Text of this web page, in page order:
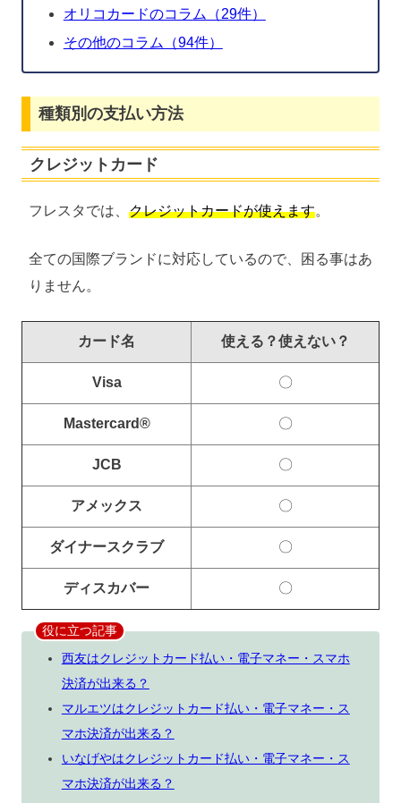
オリコカードのコラム（29件）
その他のコラム（94件）
種類別の支払い方法
クレジットカード
フレスタでは、 クレジットカードが使えます。
全ての国際ブランドに対応しているので、困る事はあ
りません。
カード名 使える？使えない？
Visa 〇
Mastercard® 〇
JCB 〇
アメックス 〇
ダイナースクラブ 〇
ディスカバー 〇
役に立つ記事
西友はクレジットカード払い・電子マネー・スマホ
決済が出来る？
マルエツはクレジットカード払い・電子マネー・ス
マホ決済が出来る？
いなげやはクレジットカード払い・電子マネー・ス
マホ決済が出来る？